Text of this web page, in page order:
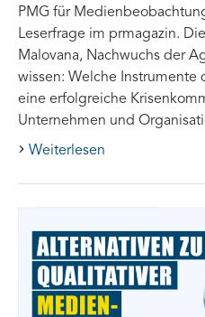
PMG für
Leserfrage im prmagazin.
Malovana, Nachwuchs der
wissen: Welche Instrumente
eine erfolgreiche
Unternehmen und
Weiterlesen